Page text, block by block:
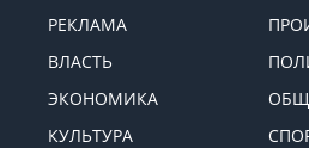
РЕКЛАМА
ВЛАСТЬ
ЭКОНОМИКА
КУЛЬТУРА